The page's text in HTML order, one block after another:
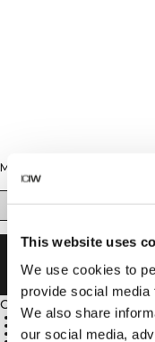
This website uses
We use cookies to
provide social
We also share
our social media,
Maat
XS S
Omschrijving
60% katoen, 35%
ICIW-logo op de voorkant